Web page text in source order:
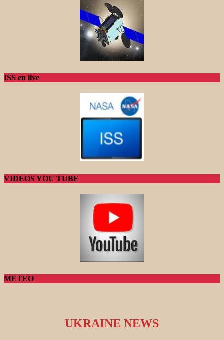
ISS en live
VIDEOS YOU TUBE
METEO
UKRAINE NEWS